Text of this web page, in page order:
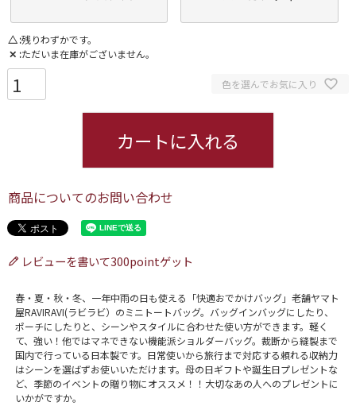
△ 残りわずかです。
✕ ただいま在庫がございません。
色を選んでお気に入り
カートに入れる
商品についてのお問い合わせ
レビューを書いて300pointゲット
春・夏・秋・冬、一年中雨の日も使える「快適おでかけバッグ」老舗ヤマト
屋RAVIRAVI(ラビラビ）のミニトートバッグ。バッグインバッグにしたり、
ポーチにしたりと、シーンやスタイルに合わせた使い方ができます。軽く
て、強い！他ではマネできない機能派ショルダーバッグ。裁断から縫製まで
国内で行っている日本製です。日常使いから旅行まで対応する頼れる収納力
はシーンを選ばずお使いいただけます。母の日ギフトや誕生日プレゼントな
ど、季節のイベントの贈り物にオススメ！！大切なあの人へのプレゼントに
いかがですか。